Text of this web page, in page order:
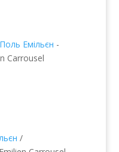
Поль Емільєн -
Carrousel
/